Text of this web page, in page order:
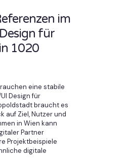
im
für
1020
eine stabile
Design für
braucht es
auf Ziel, Nutzer und
in Wien kann
Partner
Projektbeispiele
digitale